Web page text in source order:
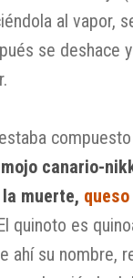
al vapor,
se deshace
canario-
muerte,
quinoto es
ahí su nombre,